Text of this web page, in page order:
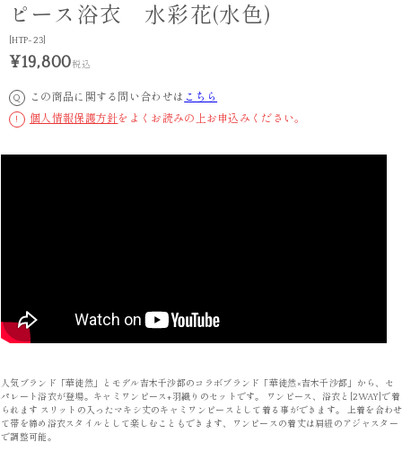
ピース浴衣 水彩花(水色)
[HTP-23]
¥19,800税込
Q この商品に関する問い合わせは こちら
! 個人情報保護方針をよくお読みの上お申込みください。
人気ブランド「華徒然」とモデル吉木千沙都のコラボブランド「華徒然×吉木千沙都」から、セ
パレート浴衣が登場。キャミワンピース+羽織りのセットです。 ワンピース、浴衣と[2WAY]で着
られます スリットの入ったマキシ丈のキャミワンピースとして着る事ができます。 上着を合わせ
て帯を締め浴衣スタイルとして楽しむこともできます、ワンピースの着丈は肩紐のアジャスター
で調整可能。